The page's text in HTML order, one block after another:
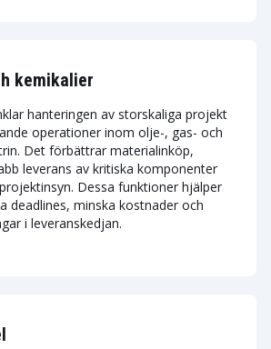
kemikalier
hanteringen av storskaliga projekt
operationer inom olje-, gas- och
Det förbättrar materialinköp,
leverans av kritiska komponenter
Dessa funktioner hjälper
deadlines, minska kostnader och
i leveranskedjan.